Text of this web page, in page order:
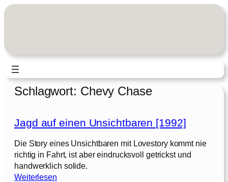
Zum
Schlagwort: Chevy Chase
Jagd auf einen Unsichtbaren [1992]
Die Story eines Unsichtbaren mit Lovestory kommt nie
richtig in Fahrt, ist aber eindrucksvoll getrickst und
handwerklich solide.
Weiterlesen: